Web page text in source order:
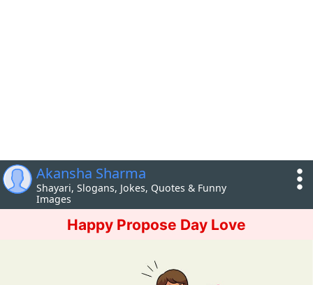
Akansha Sharma
Shayari, Slogans, Jokes, Quotes & Funny
Images
Happy Propose Day Love